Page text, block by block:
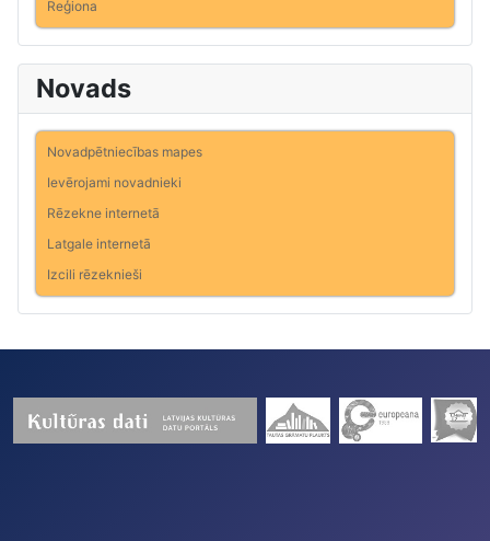
Reģiona
Novads
Novadpētniecības mapes
Ievērojami novadnieki
Rēzekne internetā
Latgale internetā
Izcili rēzeknieši